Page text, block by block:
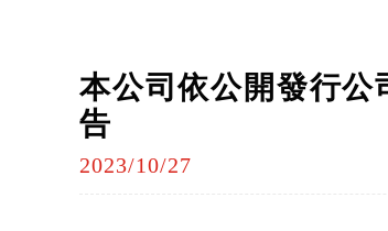
本公司依公開發行
告
2023/10/27